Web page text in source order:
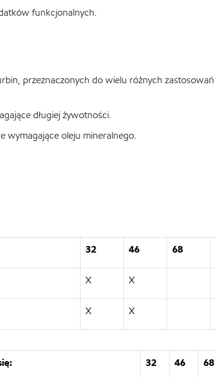
funkcjonalnych.
przeznaczonych do wielu różnych zastosowań
długiej żywotności.
wymagające oleju mineralnego.
32 46 68
X X
X X
32 46 68